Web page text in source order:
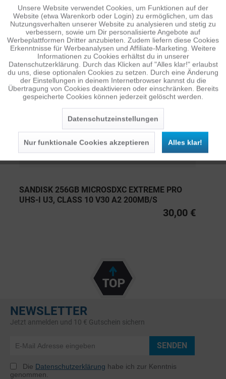
ÄHNLICHE ARTIKEL
Diese Artikel sind dem Produkt ähnlich ...mehr
Persönliche Empfehlungen
SANDISK 256GB MICROSDXC EXTREME PRO
UHS-I U3, CLASS 10 V30 A2 200MB/S
30,00 €
NEWSLETTER
Jetzt anmelden und 10 € Gutschein sichern
SENDEN
Die Datenschutzerklärung habe ich zur Kenntnis
genommen.
Funktionale Aktiv
Tracking Inaktiv
Personalisierung Inaktiv
Service Inaktiv
Unsere Website verwendet Cookies, um Funktionen auf der
Website (etwa Warenkorb oder Login) zu ermöglichen, um das
Nutzungsverhalten unserer Website zu analysieren und stetig zu
verbessern, sowie um Dir personalisierte Angebote auf
Werbeplattformen Dritter anzubieten. Zudem liefern diese Cookies
Erkenntnisse für Werbeanalysen und Affiliate-Marketing. Weitere
Informationen zu Cookies erhältst du in unserer
Datenschutzerklärung. Durch das Klicken auf "Alles klar!" erlaubst
du uns, diese optionalen Cookies zu setzen. Durch eine Änderung
der Einstellungen in deinem Internetbrowser kannst du die
Übertragung von Cookies deaktivieren oder einschränken. Bereits
gespeicherte Cookies können jederzeit gelöscht werden.
Datenschutzeinstellungen
Nur funktionale Cookies akzeptieren Alles klar!